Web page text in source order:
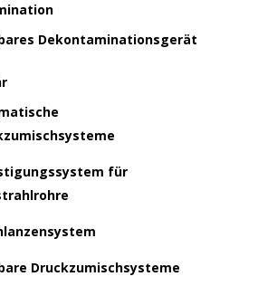
Dekontaminationsgerät
für
Druckzumischsysteme